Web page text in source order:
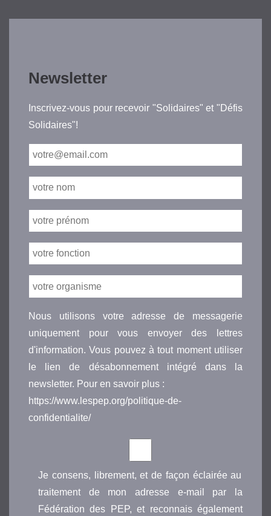
Newsletter
Inscrivez-vous pour recevoir "Solidaires" et "Défis
Solidaires"!
Nous utilisons votre adresse de messagerie
uniquement pour vous envoyer des lettres
d'information. Vous pouvez à tout moment utiliser
le lien de désabonnement intégré dans la
newsletter. Pour en savoir plus :
https://www.lespep.org/politique-de-
confidentialite/
Je consens, librement, et de façon éclairée au
traitement de mon adresse e-mail par la
Fédération des PEP, et reconnais également